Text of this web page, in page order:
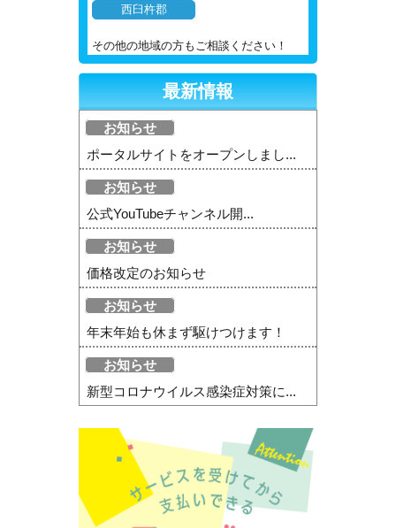
西臼杵郡
その他の地域の方もご相談ください！
最新情報
お知らせ
ポータルサイトをオープンしまし...
お知らせ
公式YouTubeチャンネル開...
お知らせ
価格改定のお知らせ
お知らせ
年末年始も休まず駆けつけます！
お知らせ
新型コロナウイルス感染症対策に...